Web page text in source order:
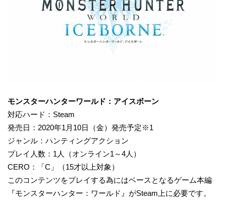
モンスターハンターワールド：アイスボーン
対応ハード：Steam
発売日：2020年1月10日（金）発売予定※1
ジャンル：ハンティングアクション
プレイ人数：1人（オンライン1～4人）
CERO：「C」（15才以上対象）
このコンテンツをプレイする為にはベースとなるゲーム本編
『モンスターハンター：ワールド』がSteam上に必要です。